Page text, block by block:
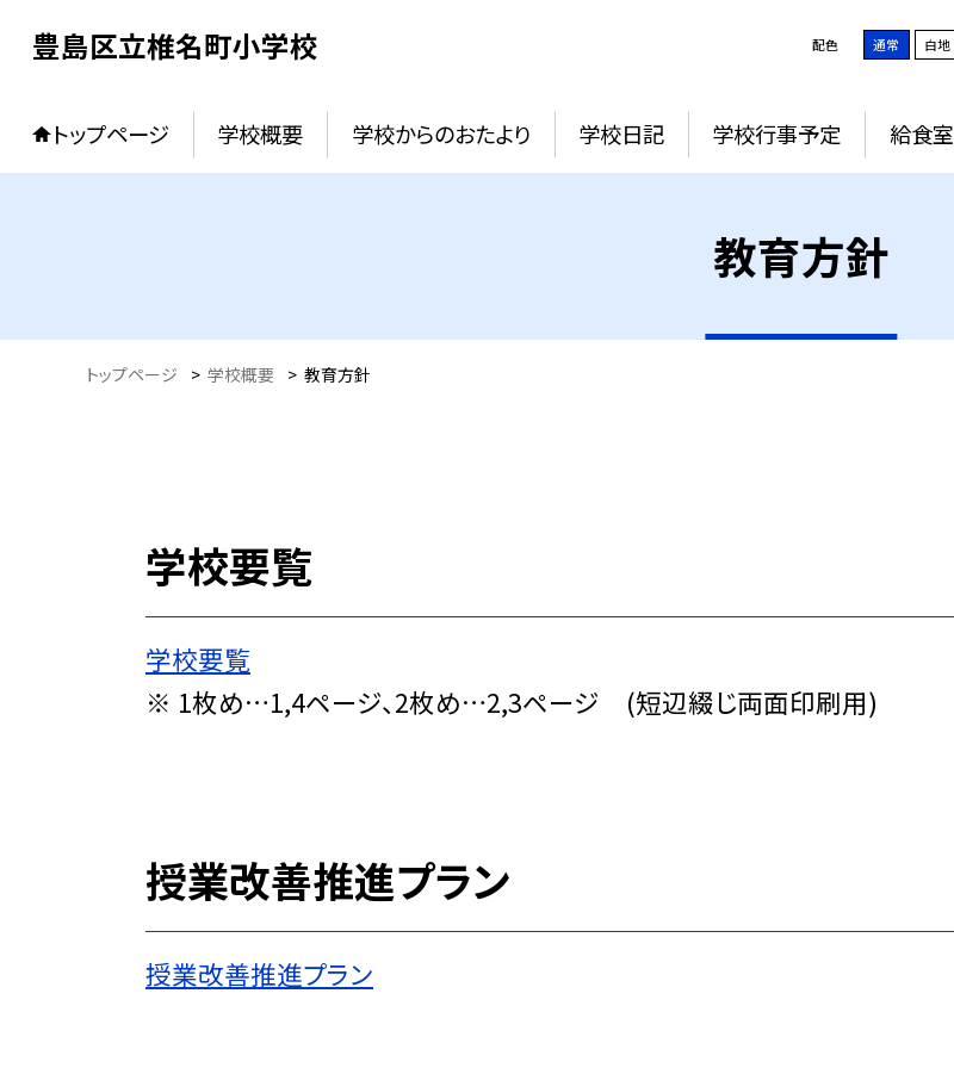
豊島区立椎名町小学校 配色 通常 白地
トップページ 学校概要 学校からのおたより 学校日記 学校行事予定 給食室
教育方針
トップページ > 学校概要 > 教育方針
学校要覧
学校要覧
※ 1枚め…1,4ページ、2枚め…2,3ページ (短辺綴じ両面印刷用)
授業改善推進プラン
授業改善推進プラン